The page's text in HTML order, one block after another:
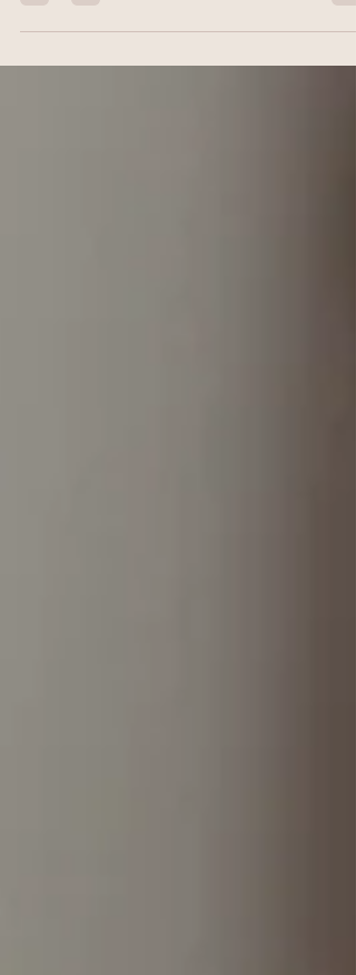
Tages am Brunnen vergessen. Andere erzählten,
müsse nur von der Richtigen geküsst werden.